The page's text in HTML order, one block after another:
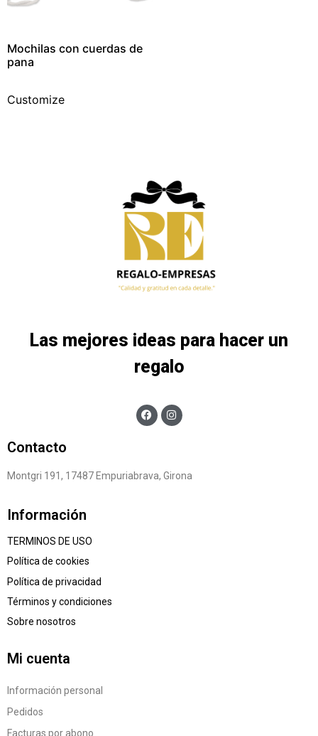
Mochilas con cuerdas de
pana
Customize
Las mejores ideas para hacer un
regalo
Contacto
Montgri 191, 17487 Empuriabrava, Girona
Información
TERMINOS DE USO
Política de cookies
Política de privacidad
Términos y condiciones
Sobre nosotros
Mi cuenta
Información personal
Pedidos
Facturas por abono